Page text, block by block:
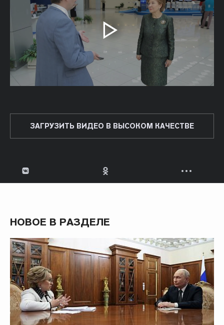
ЗАГРУЗИТЬ ВИДЕО В ВЫСОКОМ КАЧЕСТВЕ
НОВОЕ В РАЗДЕЛЕ